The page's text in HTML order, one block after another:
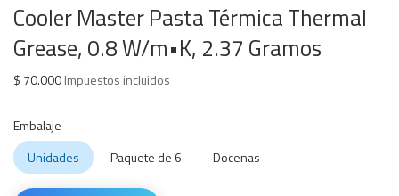
Cooler Master Pasta Térmica Thermal
Grease, 0.8 W/m•K, 2.37 Gramos
$ 70.000Impuestos incluidos
Embalaje
Unidades
Paquete de 6 Docenas